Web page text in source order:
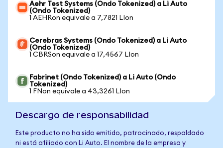
Aehr Test Systems (Ondo Tokenized) a Li Auto
(Ondo Tokenized)
1 AEHRon equivale a 7,7821 LIon
Cerebras Systems (Ondo Tokenized) a Li Auto
(Ondo Tokenized)
1 CBRSon equivale a 17,4567 LIon
Fabrinet (Ondo Tokenized) a Li Auto (Ondo
Tokenized)
1 FNon equivale a 43,3261 LIon
Descargo de responsabilidad
Este producto no ha sido emitido, patrocinado, respaldado
ni está afiliado con Li Auto. El nombre de la empresa y